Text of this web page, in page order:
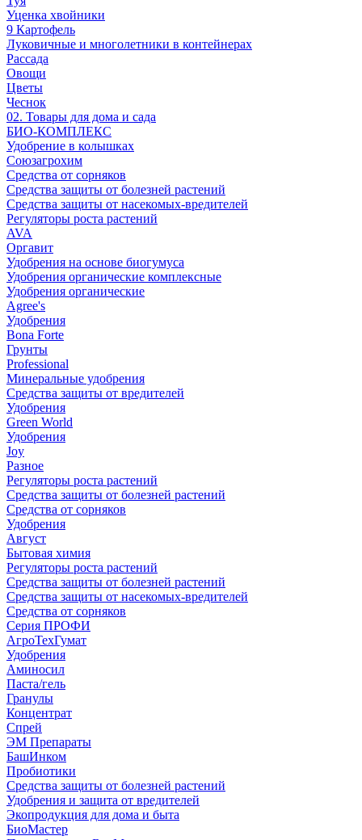
Уценка хвойники
9 Картофель
Луковичные и многолетники в контейнерах
Рассада
Овощи
Цветы
Чеснок
02. Товары для дома и сада
БИО-КОМПЛЕКС
Удобрение в колышках
Союзагрохим
Средства от сорняков
Средства защиты от болезней растений
Средства защиты от насекомых-вредителей
Регуляторы роста растений
AVA
Оргавит
Удобрения на основе биогумуса
Удобрения органические комплексные
Удобрения органические
Agree's
Удобрения
Bona Forte
Грунты
Professional
Минеральные удобрения
Средства защиты от вредителей
Удобрения
Green World
Удобрения
Joy
Разное
Регуляторы роста растений
Средства защиты от болезней растений
Средства от сорняков
Удобрения
Август
Бытовая химия
Регуляторы роста растений
Средства защиты от болезней растений
Средства защиты от насекомых-вредителей
Средства от сорняков
Серия ПРОФИ
АгроТехГумат
Удобрения
Аминосил
Паста/гель
Гранулы
Концентрат
Спрей
ЭМ Препараты
БашИнком
Пробиотики
Средства защиты от болезней растений
Удобрения и защита от вредителей
Экопродукция для дома и быта
БиоМастер